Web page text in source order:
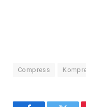
Compress